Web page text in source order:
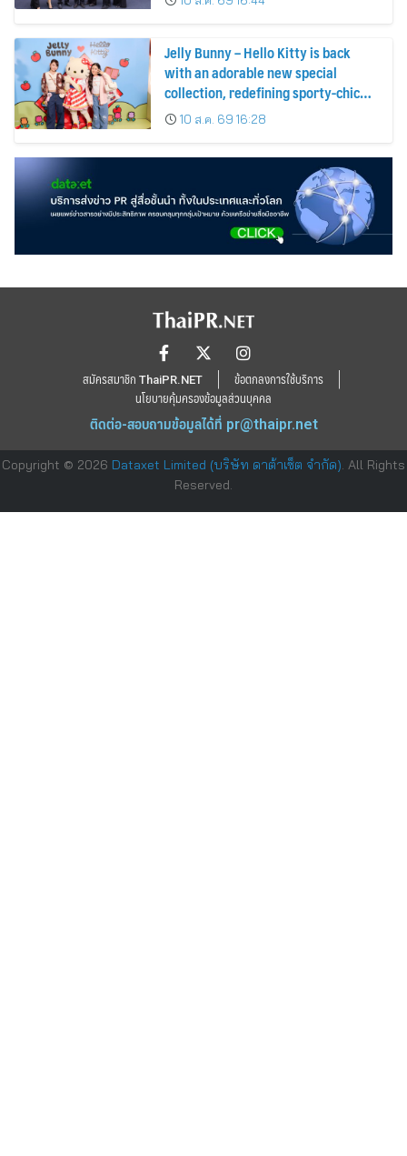
Jelly Bunny – Hello Kitty is back
with an adorable new special
collection, redefining sporty-chic
fashion by blending timeless
classics with playful fun
10 ส.ค. 69 16:28
สมัครสมาชิก ThaiPR.NET
ข้อตกลงการใช้บริการ
นโยบายคุ้มครองข้อมูลส่วนบุคคล
ติดต่อ-สอบถามข้อมูลได้ที่ pr@thaipr.net
Copyright © 2026 Dataxet Limited (บริษัท ดาต้าเซ็ต จำกัด) . All Rights
Reserved.